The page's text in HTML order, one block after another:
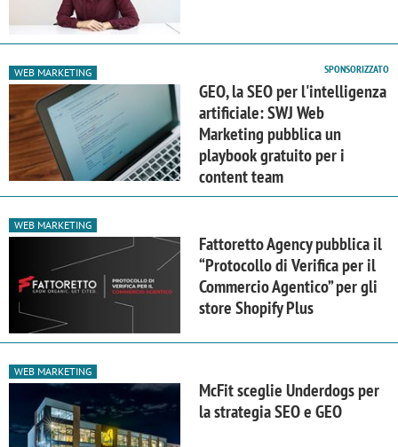
WEB MARKETING SPONSORIZZATO
GEO, la SEO per l'intelligenza
artificiale: SWJ Web
Marketing pubblica un
playbook gratuito per i
content team
WEB MARKETING
Fattoretto Agency pubblica il
“Protocollo di Verifica per il
Commercio Agentico” per gli
store Shopify Plus
WEB MARKETING
McFit sceglie Underdogs per
la strategia SEO e GEO